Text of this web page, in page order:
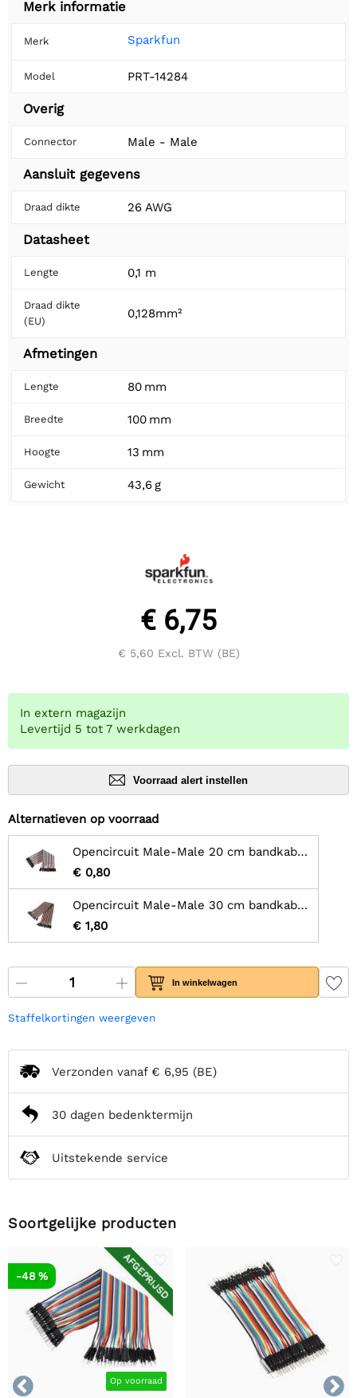
Merk informatie
Merk Sparkfun
Model PRT-14284
Overig
Connector Male - Male
Aansluit gegevens
Draad dikte 26 AWG
Datasheet
Lengte 0,1 m
Draad dikte
(EU)
0,128mm²
Afmetingen
Lengte 80 mm
Breedte 100 mm
Hoogte 13 mm
Gewicht 43,6 g
€ 6,75
€ 5,60 Excl. BTW (BE)
In extern magazijn
Levertijd 5 tot 7 werkdagen
Voorraad alert instellen
Alternatieven op voorraad
Opencircuit Male-Male 20 cm bandkabel 40 stuks
€ 0,80
Opencircuit Male-Male 30 cm bandkabel 40 stuks
€ 1,80
In winkelwagen
Staffelkortingen weergeven
Verzonden vanaf € 6,95 (BE)
30 dagen bedenktermijn
Uitstekende service
Soortgelijke producten


AFGEPRIJSD
Op voorraad
-48 %